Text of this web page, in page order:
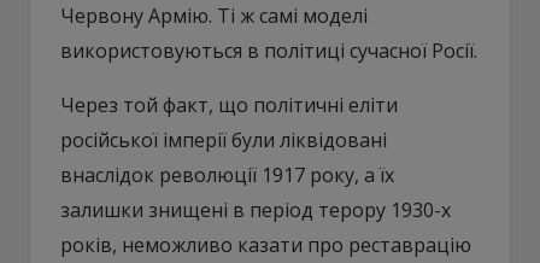
Червону Армію. Ті ж самі моделі
використовуються в політиці сучасної Росії.
Через той факт, що політичні еліти
російської імперії були ліквідовані
внаслідок революції 1917 року, а їх
залишки знищені в період терору 1930-х
років, неможливо казати про реставрацію